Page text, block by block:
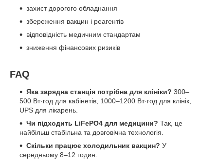
захист дорогого обладнання
збереження вакцин і реагентів
відповідність медичним стандартам
зниження фінансових ризиків
FAQ
Яка зарядна станція потрібна для клініки? 300–
500 Вт·год для кабінетів, 1000–1200 Вт·год для клінік,
UPS для лікарень.
Чи підходить LiFePO4 для медицини? Так, це
найбільш стабільна та довговічна технологія.
Скільки працює холодильник вакцин? У
середньому 8–12 годин.